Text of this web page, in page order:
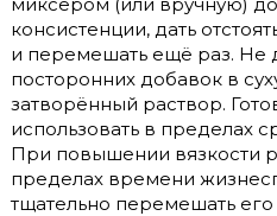
консистенции, дать
и перемешать ещё раз. Не
посторонних добавок в
затворённый раствор.
использовать в пределах
При повышении вязкости
пределах времени
тщательно перемешать